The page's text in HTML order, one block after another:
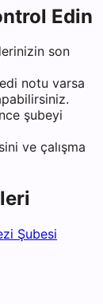
Edin
son
notu varsa
şubeyi
ve çalışma
Şubesi